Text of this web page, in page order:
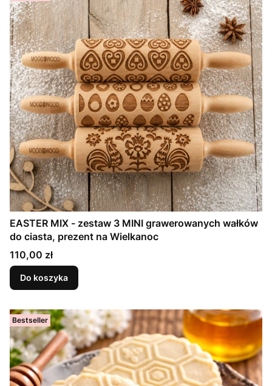
EASTER MIX - zestaw 3 MINI grawerowanych wałków
do ciasta, prezent na Wielkanoc
Cena
110,00 zł
Do koszyka
Bestseller